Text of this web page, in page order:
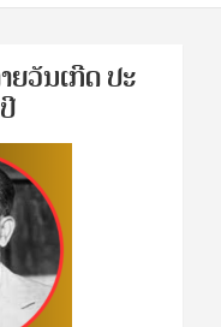
ຍ​ວັນ​ເກີດ ປ​ະ​